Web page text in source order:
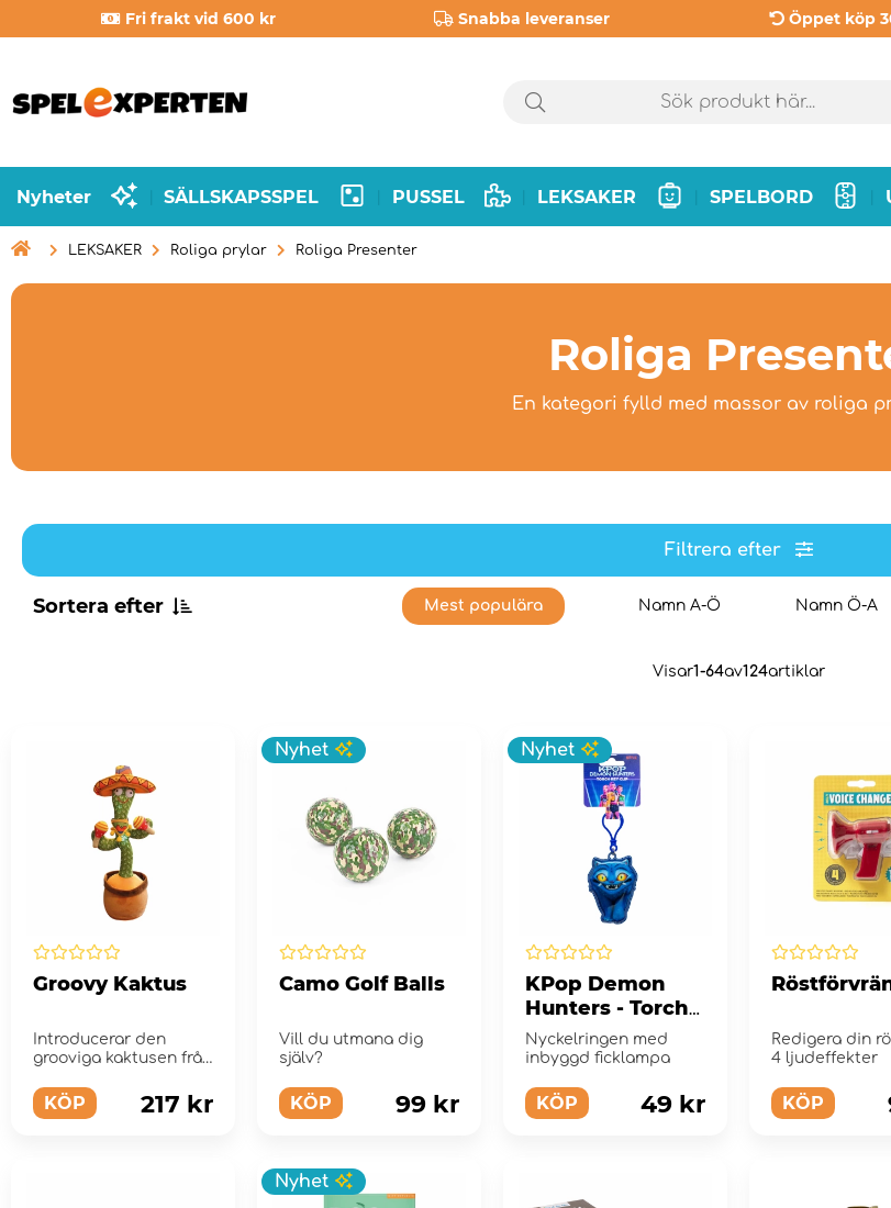
Fri frakt vid 600 kr Snabba leveranser Öppet köp
Nyheter SÄLLSKAPSSPEL PUSSEL LEKSAKER SPELBORD
 LEKSAKER Roliga prylar Roliga Presenter
Roliga
En kategori fylld med massor av roliga
Filtrera efter
Sortera efter Mest populära Namn A-Ö Namn Ö-A
Visar1-64av124artiklar
Groovy Kaktus
Introducerar den
grooviga kaktusen från
KÖP 217 kr
Nyhet
Camo Golf Balls
Vill du utmana dig
själv?
KÖP 99 kr
Nyhet
KPop Demon
Hunters - Torch
Nyckelring
Nyckelringen med
inbyggd ficklampa
KÖP 49 kr
Redigera din
4 ljudeffekter
KÖP
Nyhet